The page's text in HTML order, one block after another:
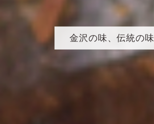
金沢の味、伝統の味